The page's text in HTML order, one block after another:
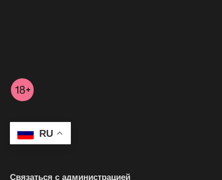
RU
Связаться с администрацией